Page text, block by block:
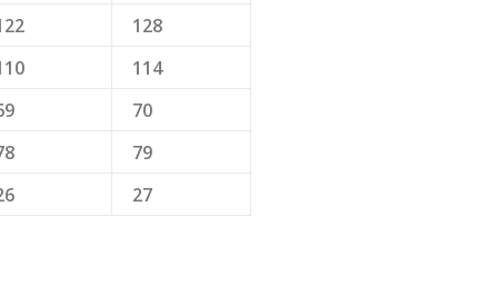
128
114
70
79
27